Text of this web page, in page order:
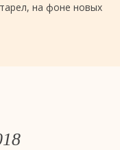
на фоне новых